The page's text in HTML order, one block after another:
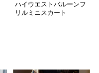
ハイウエストバルーンフ
リルミニスカート